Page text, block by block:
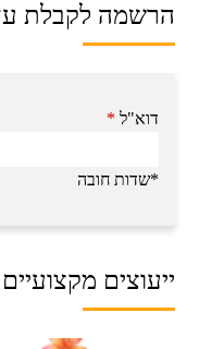
הרשמה לקבלת
דוא"ל *
*שדות חובה
ייעוצים מקצועיים